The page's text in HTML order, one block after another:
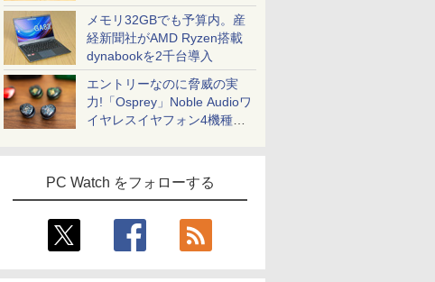
メモリ32GBでも予算内。産
経新聞社がAMD Ryzen搭載
dynabookを2千台導入
エントリーなのに脅威の実
力!「Osprey」Noble Audioワ
イヤレスイヤフォン4機種を
PC Watch をフォローする